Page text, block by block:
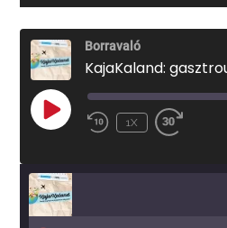
Borravaló
KajaKaland:
PLAY
EPISODE
1X